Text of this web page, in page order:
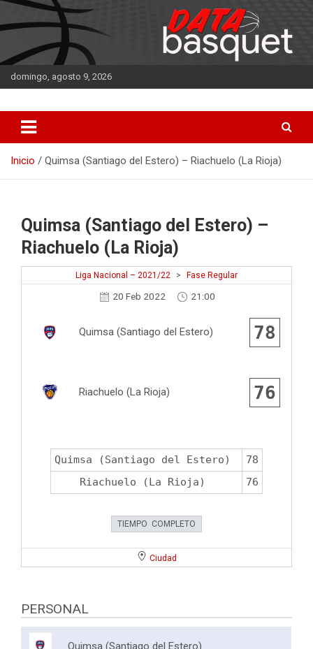
Saltar
al
contenido
domingo, agosto 9, 2026
DATA Basquet
Inicio Quimsa (Santiago del Estero) – Riachuelo (La Rioja)
Quimsa (Santiago del Estero) –
Riachuelo (La Rioja)
Liga Nacional – 2021/22 > Fase Regular
20 Feb 2022 21:00
Quimsa (Santiago del Estero) 78
Riachuelo (La Rioja) 76
Quimsa (Santiago del Estero)
78
Riachuelo (La Rioja)
76
TIEMPO COMPLETO
Ciudad
PERSONAL
Quimsa (Santiago del Estero)